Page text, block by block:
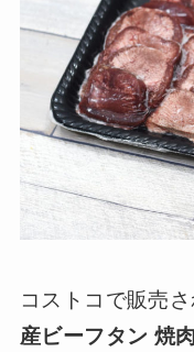
コストコで販売
産ビーフタン 焼肉